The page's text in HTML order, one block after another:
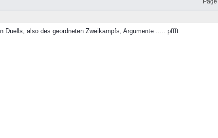
Duells, also des geordneten Zweikampfs, Argumente ..... pffft